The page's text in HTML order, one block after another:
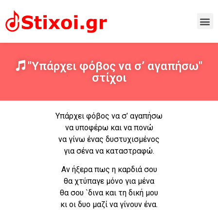
"Υπάρχει φόβος να σ’ αγαπήσω"
στίχοι
Υπάρχει φόβος να σ’ αγαπήσω
να υποφέρω και να πονώ
να γίνω ένας δυστυχισμένος
για σένα να καταστραφώ.
Αν ήξερα πως η καρδιά σου
θα χτύπαγε μόνο για μένα
θα σου `δινα και τη δική μου
κι οι δυο μαζί να γίνουν ένα.